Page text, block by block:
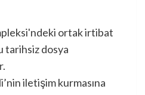
iletişim kurmasına